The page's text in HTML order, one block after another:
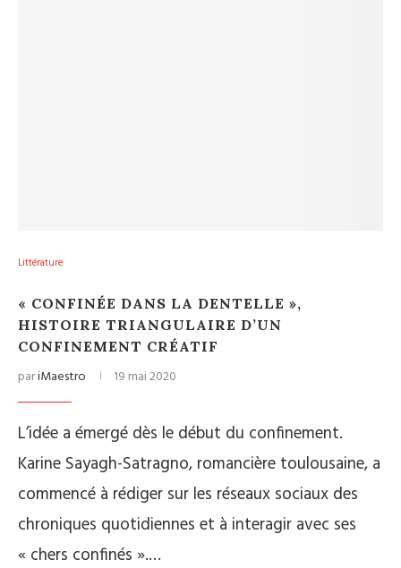
Littérature
« CONFINÉE DANS LA DENTELLE »,
HISTOIRE TRIANGULAIRE D’UN
CONFINEMENT CRÉATIF
pariMaestro 19 mai 2020
L’idée a émergé dès le début du confinement.
Karine Sayagh-Satragno, romancière toulousaine, a
commencé à rédiger sur les réseaux sociaux des
chroniques quotidiennes et à interagir avec ses
« chers confinés ».…